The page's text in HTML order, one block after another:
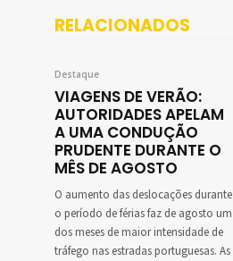
RELACIONADOS
Destaque
VIAGENS DE VERÃO:
AUTORIDADES APELAM
A UMA CONDUÇÃO
PRUDENTE DURANTE O
MÊS DE AGOSTO
O aumento das deslocações durante
o período de férias faz de agosto um
dos meses de maior intensidade de
tráfego nas estradas portuguesas. As